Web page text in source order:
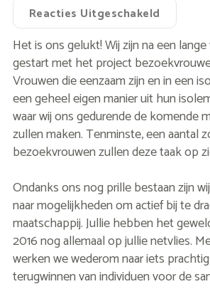
Reacties Uitgeschakeld
Het is ons gelukt! Wij zijn na een
gestart met het project
Vrouwen die eenzaam zijn en in een
een geheel eigen manier uit hun
waar wij ons gedurende de komende
zullen maken. Tenminste, een aantal
bezoekvrouwen zullen deze taak op
Ondanks ons nog prille bestaan zijn
naar mogelijkheden om actief bij te
maatschappij. Jullie hebben het
2016 nog allemaal op jullie netvlies.
werken we wederom naar iets
terugwinnen van individuen voor de